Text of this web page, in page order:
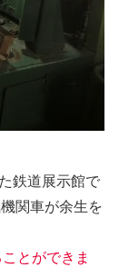
鉄道展示館で
関車が余生を
とができま